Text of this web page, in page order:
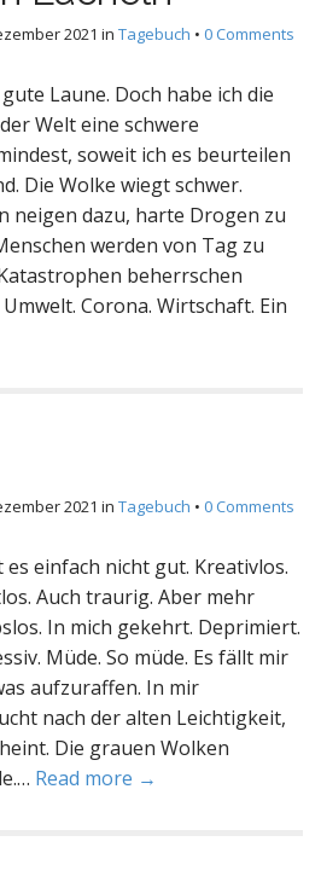
2021 in Tagebuch • 0 Comments
Laune. Doch habe ich die
Welt eine schwere
soweit ich es beurteilen
Die Wolke wiegt schwer.
neigen dazu, harte Drogen zu
werden von Tag zu
beherrschen
Corona. Wirtschaft. Ein
2021 in Tagebuch • 0 Comments
einfach nicht gut. Kreativlos.
Auch traurig. Aber mehr
In mich gekehrt. Deprimiert.
Müde. So müde. Es fällt mir
aufzuraffen. In mir
nach der alten Leichtigkeit,
Die grauen Wolken
Read more →